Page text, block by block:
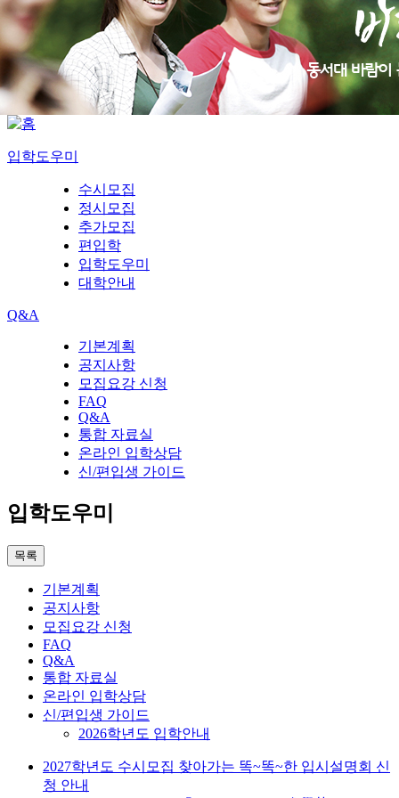
입학도우미
수시모집
정시모집
추가모집
편입학
입학도우미
대학안내
Q&A
기본계획
공지사항
모집요강 신청
FAQ
Q&A
통합 자료실
온라인 입학상담
신/편입생 가이드
입학도우미
목록
기본계획
공지사항
모집요강 신청
FAQ
Q&A
통합 자료실
온라인 입학상담
신/편입생 가이드
2026학년도 입학안내
2027학년도 수시모집 찾아가는 똑~똑~한 입시설명회 신
청 안내